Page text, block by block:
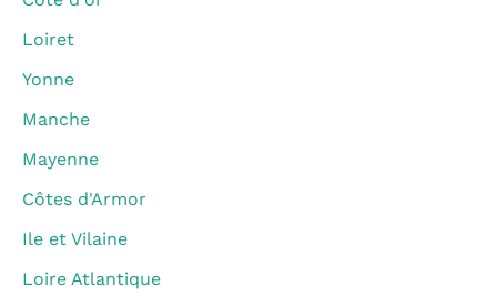
Loiret
Yonne
Manche
Mayenne
Côtes d'Armor
Ile et Vilaine
Loire Atlantique